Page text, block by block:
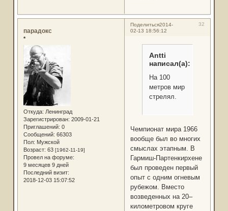
Поделиться 32
2014-
02-13 18:56:12
парадокс
*
Откуда: Ленинград
Зарегистрирован: 2009-01-21
Приглашений: 0
Сообщений: 66303
Пол: Мужской
Возраст: 63 [1962-11-19]
Провел на форуме:
9 месяцев 9 дней
Последний визит:
2018-12-03 15:07:52
Antti
написал(а):
На 100
метров мир
стрелял.
Чемпионат мира 1966
вообще был во многих
смыслах этапным. В
Гармиш-Партенкирхене
был проведен первый
опыт с одним огневым
рубежом. Вместо
возведенных на 20–
километровом круге